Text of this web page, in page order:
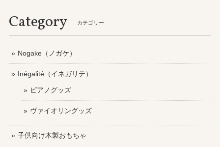
Category カテゴリー
Nogake（ノガケ）
Inégalité（イネガリテ）
ピアノグッズ
ヴァイオリングッズ
子供向け木製おもちゃ